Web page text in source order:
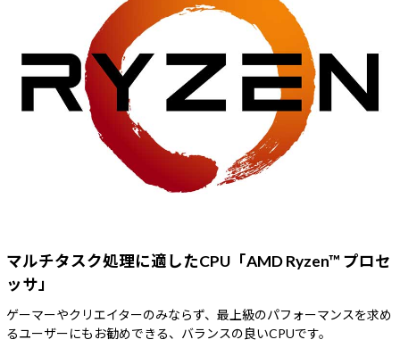
マルチタスク処理に適したCPU「AMD Ryzen™ プロセ
ッサ」
ゲーマーやクリエイターのみならず、最上級のパフォーマンスを求め
るユーザーにもお勧めできる、バランスの良いCPUです。